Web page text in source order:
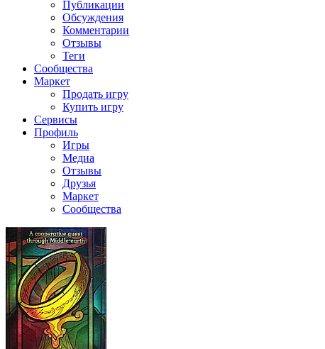
Публикации
Обсуждения
Комментарии
Отзывы
Теги
Сообщества
Маркет
Продать игру
Купить игру
Сервисы
Профиль
Игры
Медиа
Отзывы
Друзья
Маркет
Сообщества